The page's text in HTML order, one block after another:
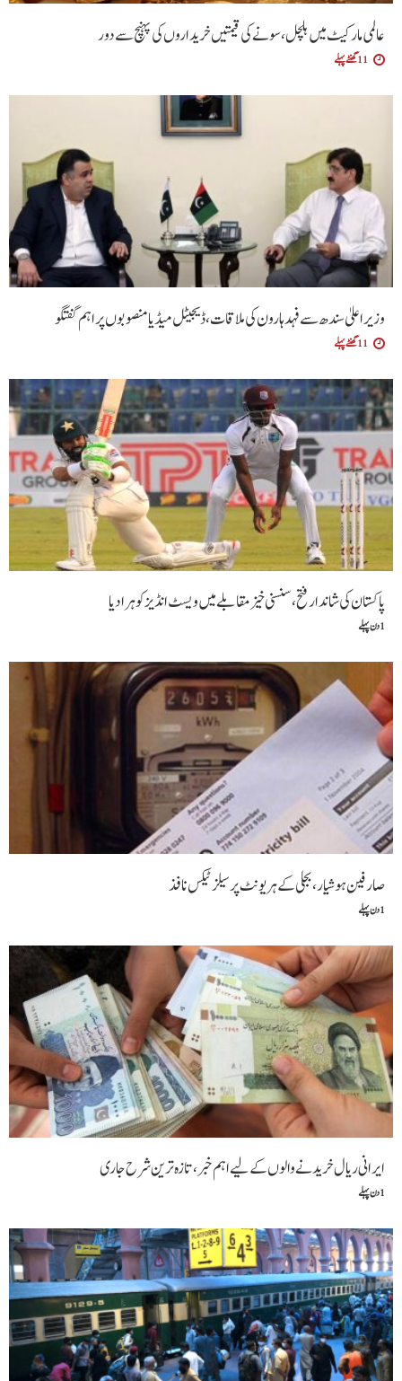
عالمی مارکیٹ میں ہلچل، سونے کی قیمتیں خریداروں کی پہنچ سے دور
11 گھنٹے پہلے
وزیراعلیٰ سندھ سے فہد ہارون کی ملاقات، ڈیجیٹل میڈیا منصوبوں پر اہم گفتگو
11 گھنٹے پہلے
پاکستان کی شاندار فتح،سنسنی خیز مقابلے میں ویسٹ انڈیز کو ہرا دیا
1 دن پہلے
صارفین ہوشیار، بجلی کے ہر یونٹ پر سیلز ٹیکس نافذ
1 دن پہلے
ایرانی ریال خریدنے والوں کے لیے اہم خبر، تازہ ترین شرح جاری
1 دن پہلے